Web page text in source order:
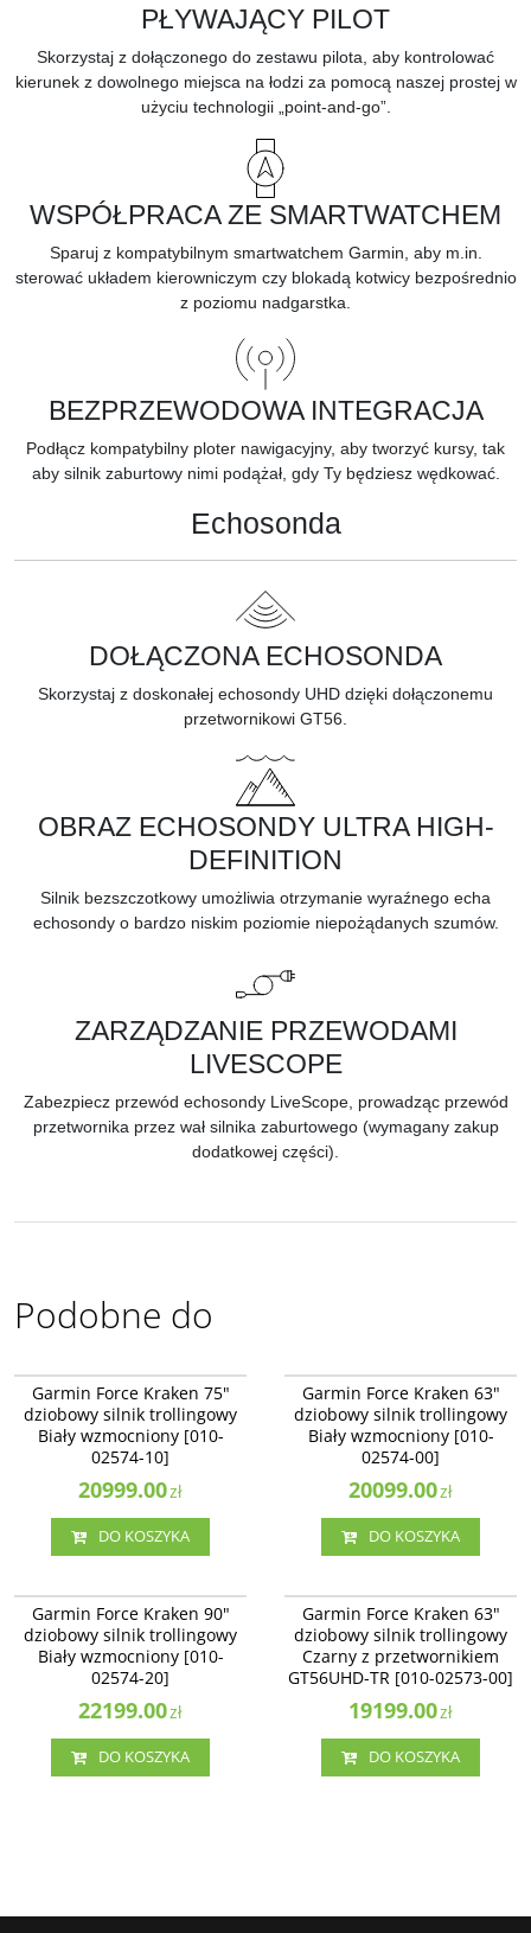
PŁYWAJĄCY PILOT
Skorzystaj z dołączonego do zestawu pilota, aby kontrolować
kierunek z dowolnego miejsca na łodzi za pomocą naszej prostej w
użyciu technologii „point-and-go”.
WSPÓŁPRACA ZE SMARTWATCHEM
Sparuj z kompatybilnym smartwatchem Garmin, aby m.in.
sterować układem kierowniczym czy blokadą kotwicy bezpośrednio
z poziomu nadgarstka.
BEZPRZEWODOWA INTEGRACJA
Podłącz kompatybilny ploter nawigacyjny, aby tworzyć kursy, tak
aby silnik zaburtowy nimi podążał, gdy Ty będziesz wędkować.
Echosonda
DOŁĄCZONA ECHOSONDA
Skorzystaj z doskonałej echosondy UHD dzięki dołączonemu
przetwornikowi GT56.
OBRAZ ECHOSONDY ULTRA HIGH-
DEFINITION
Silnik bezszczotkowy umożliwia otrzymanie wyraźnego echa
echosondy o bardzo niskim poziomie niepożądanych szumów.
ZARZĄDZANIE PRZEWODAMI
LIVESCOPE
Zabezpiecz przewód echosondy LiveScope, prowadząc przewód
przetwornika przez wał silnika zaburtowego (wymagany zakup
dodatkowej części).
Podobne do
NOWOŚĆ
Garmin Force Kraken 75"
dziobowy silnik trollingowy
Biały wzmocniony [010-
02574-10]
20999.00zł
DO KOSZYKA
NOWOŚĆ
Garmin Force Kraken 63"
dziobowy silnik trollingowy
Biały wzmocniony [010-
02574-00]
20099.00zł
DO KOSZYKA
NOWOŚĆ
Garmin Force Kraken 90"
dziobowy silnik trollingowy
Biały wzmocniony [010-
02574-20]
22199.00zł
DO KOSZYKA
NOWOŚĆ BESTSELLER
Garmin Force Kraken 63"
dziobowy silnik trollingowy
Czarny z przetwornikiem
GT56UHD-TR [010-02573-00]
19199.00zł
DO KOSZYKA